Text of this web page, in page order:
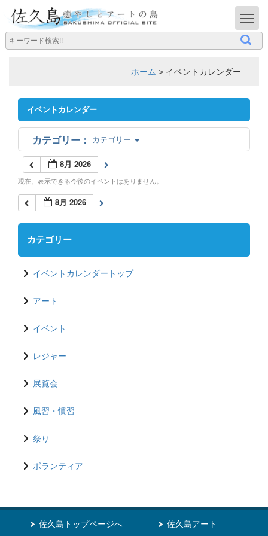
ホーム > イベントカレンダー
イベントカレンダー
カテゴリー
8月 2026
現在、表示できる今後のイベントはありません。
8月 2026
カテゴリー
イベントカレンダートップ
アート
イベント
レジャー
展覧会
風習・慣習
祭り
ボランティア
佐久島トップページへ 佐久島アート